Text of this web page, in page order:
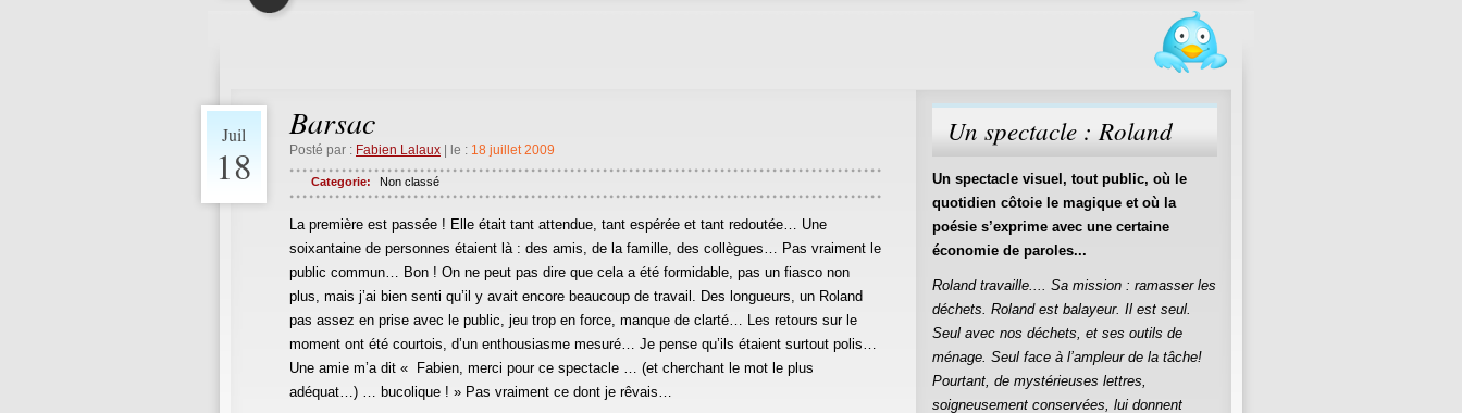
Juil
18
Barsac
Posté par : Fabien Lalaux | le : 18 juillet 2009
Categorie: Non classé
La première est passée ! Elle était tant attendue, tant espérée et tant redoutée… Une
soixantaine de personnes étaient là : des amis, de la famille, des collègues… Pas vraiment le
public commun… Bon ! On ne peut pas dire que cela a été formidable, pas un fiasco non
plus, mais j’ai bien senti qu’il y avait encore beaucoup de travail. Des longueurs, un Roland
pas assez en prise avec le public, jeu trop en force, manque de clarté… Les retours sur le
moment ont été courtois, d’un enthousiasme mesuré… Je pense qu’ils étaient surtout polis…
Une amie m’a dit « Fabien, merci pour ce spectacle … (et cherchant le mot le plus
adéquat…) … bucolique ! » Pas vraiment ce dont je rêvais…
Un spectacle : Roland
Un spectacle visuel, tout public, où le
quotidien côtoie le magique et où la
poésie s’exprime avec une certaine
économie de paroles...
Roland travaille.... Sa mission : ramasser les
déchets. Roland est balayeur. Il est seul.
Seul avec nos déchets, et ses outils de
ménage. Seul face à l’ampleur de la tâche!
Pourtant, de mystérieuses lettres,
soigneusement conservées, lui donnent